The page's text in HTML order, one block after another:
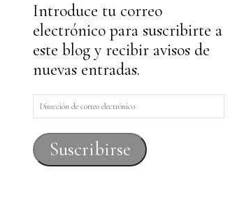
Introduce tu correo
electrónico para suscribirte a
este blog y recibir avisos de
nuevas entradas.
Dirección
de
correo
electrónico
Suscribirse